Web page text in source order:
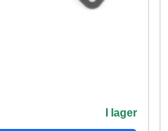
I lager